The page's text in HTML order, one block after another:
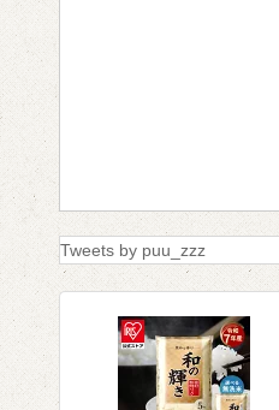
Tweets by puu_zzz